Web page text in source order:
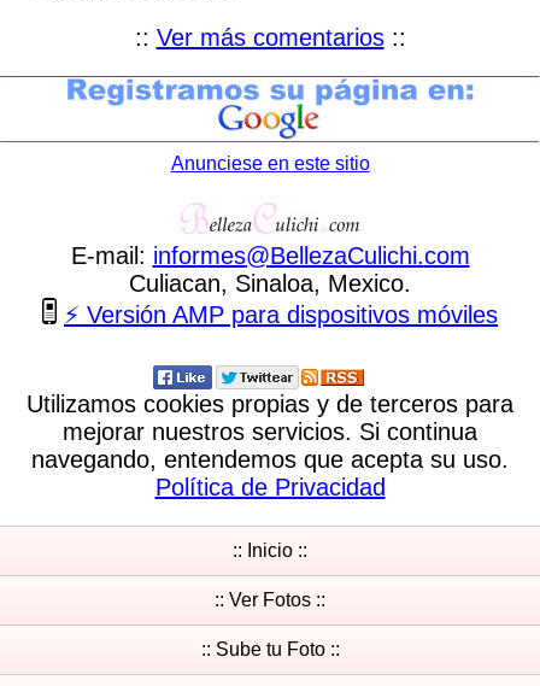
:: Ver más comentarios::
Anunciese en este sitio
E-mail: informes@BellezaCulichi.com
Culiacan, Sinaloa, Mexico.
⚡ Versión AMP para dispositivos móviles
Utilizamos cookies propias y de terceros para
mejorar nuestros servicios. Si continua
navegando, entendemos que acepta su uso.
Política de Privacidad
:: Inicio ::
:: Ver Fotos ::
:: Sube tu Foto ::